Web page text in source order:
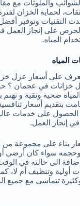
والملوثات مع
لحماية الخزان
التقنيات وتوفير
على إنجاز
المياه.
المياه
على أسعار عزل
خزانات في عجمان ؟
صحية ونقية و تهتم
بتقديم أسعار
الحصول على خدمات
إنجاز العمل.
بناء على مجموعة من
سواء كان أرضي
الى حالته في
أولية وتنظيف أم لا،
تتماشى مع جميع